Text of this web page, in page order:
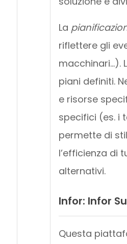
La
riflettere gli
macchinari…).
piani definiti.
e risorse
specifici (es. i
permette di
l’efficienza di
alternativi.
Infor: Infor
Questa